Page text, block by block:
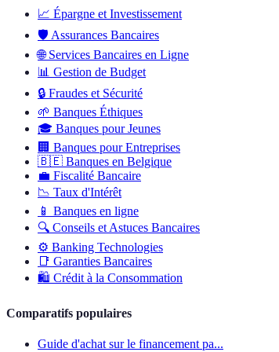
📈 Épargne et Investissement
🛡️ Assurances Bancaires
🌐 Services Bancaires en Ligne
📊 Gestion de Budget
🔒 Fraudes et Sécurité
🌱 Banques Éthiques
🎓 Banques pour Jeunes
🏢 Banques pour Entreprises
🇧🇪 Banques en Belgique
💼 Fiscalité Bancaire
📉 Taux d'Intérêt
📱 Banques en ligne
🔍 Conseils et Astuces Bancaires
⚙️ Banking Technologies
📑 Garanties Bancaires
🛍️ Crédit à la Consommation
Comparatifs populaires
Guide d'achat sur le financement pa...